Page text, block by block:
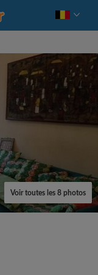
Voir toutes les 8 photos